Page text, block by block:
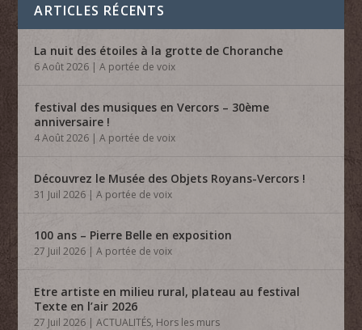
ARTICLES RÉCENTS
La nuit des étoiles à la grotte de Choranche
6 Août 2026 |A portée de voix
festival des musiques en Vercors – 30ème
anniversaire !
4 Août 2026 |A portée de voix
Découvrez le Musée des Objets Royans-Vercors !
31 Juil 2026 |A portée de voix
100 ans – Pierre Belle en exposition
27 Juil 2026 |A portée de voix
Etre artiste en milieu rural, plateau au festival
Texte en l’air 2026
27 Juil 2026 |ACTUALITÉS, Hors les murs